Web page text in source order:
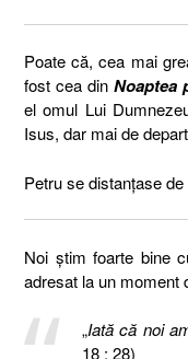
Poate că, cea mai
fost cea din Noaptea
el omul Lui
Isus, dar mai de
Petru se distanțase
Noi știm foarte bine
adresat la un moment
„Iată că noi
18 : 28)